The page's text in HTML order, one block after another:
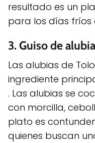
resultado es un
para los días fríos
3. Guiso de
Las alubias de
ingrediente
. Las alubias se
con morcilla,
plato es
quienes buscan